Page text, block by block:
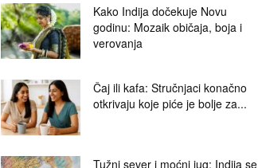
Kako Indija dočekuje Novu
godinu: Mozaik običaja, boja i
verovanja
Čaj ili kafa: Stručnjaci konačno
otkrivaju koje piće je bolje za...
Tužni sever i moćni jug: Indija se